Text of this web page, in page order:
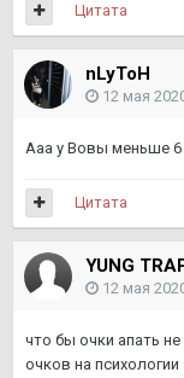
Цитата
nLyToH
12 мая
Ааа у Вовы меньше 6
Цитата
YUNG
12 мая
что бы очки апать
очков на